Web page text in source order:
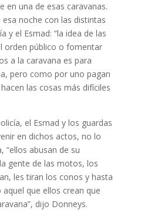
en una de esas caravanas.
noche con las distintas
y el Esmad: “la idea de las
orden público o fomentar
a la caravana es para
pero como por uno pagan
las cosas más difíciles
el Esmad y los guardas
en dichos actos, no lo
“ellos abusan de su
gente de las motos, los
les tiran los conos y hasta
que ellos crean que
dijo Donneys.